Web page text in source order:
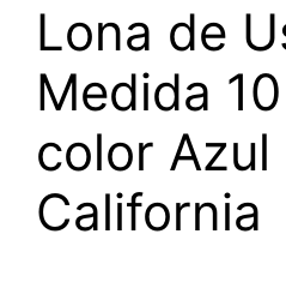
Lona de
Medida
color Azul
California